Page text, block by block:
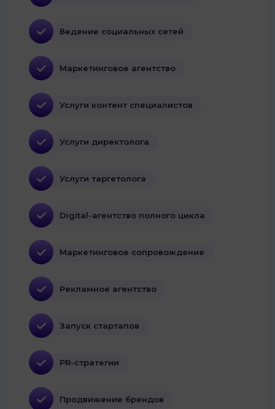
Ведение социальных сетей
Маркетинговое агентство
Услуги контент специалистов
Услуги директолога
Услуги таргетолога
Digital-агентство полного цикла
Маркетинговое сопровождение
Рекламное агентство
Запуск стартапов
PR-стратегии
Продвижение брендов